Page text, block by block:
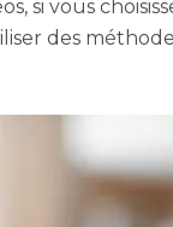
si vous
des